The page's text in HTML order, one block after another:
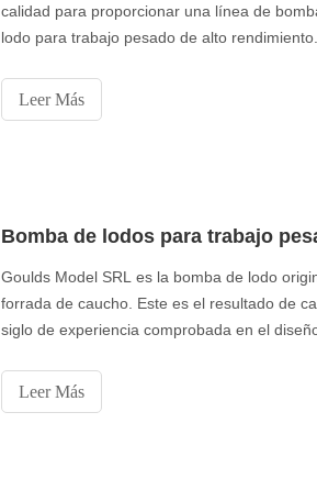
calidad para proporcionar una línea de
lodo para trabajo pesado de alto rendimiento.
bomba a partir de los componentes de alta
de nuestras unidades de fabricación
Leer Más
Bomba de lodos para trabajo
Goulds Model SRL es la bomba de lodo
forrada de caucho. Este es el resultado de
siglo de experiencia comprobada en el
lodos. La SRL puede soportar los servicios
exigentes a la vez que proporciona la máxima
Leer Más